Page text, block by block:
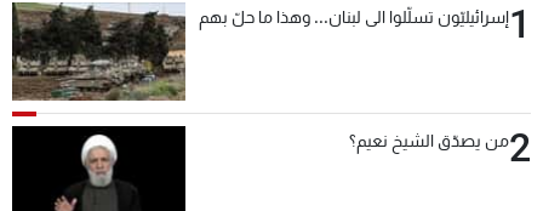
1إسرائيليّون تسلّلوا الى لبنان... وهذا ما حلّ بهم
2من يصدّق الشيخ نعيم؟